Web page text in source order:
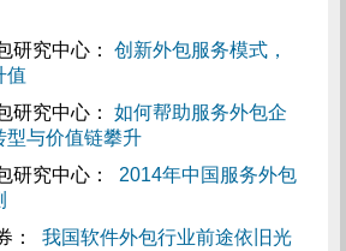
研究中心： 创新外包服务模式，
值
研究中心： 如何帮助服务外包企
型与价值链攀升
研究中心： 2014年中国服务外包
： 我国软件外包行业前途依旧光